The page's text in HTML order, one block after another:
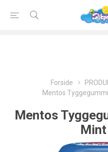
Forside
Mentos
Mentos